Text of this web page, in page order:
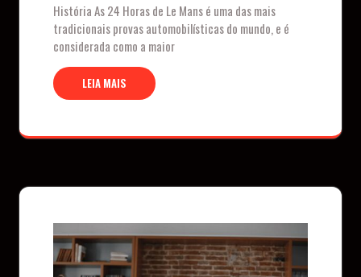
História As 24 Horas de Le Mans é uma das mais
tradicionais provas automobilísticas do mundo, e é
considerada como a maior
LEIA MAIS